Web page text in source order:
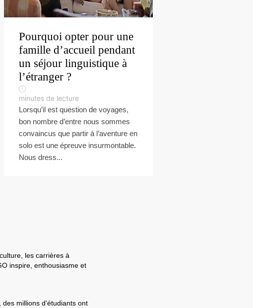
Pourquoi opter pour une
famille d’accueil pendant
un séjour linguistique à
l’étranger ?
minutes de lecture
Lorsqu’il est question de voyages,
bon nombre d’entre nous sommes
convaincus que partir à l’aventure en
solo est une épreuve insurmontable.
Nous dress...
les carrières à
inspire, enthousiasme et
millions d'étudiants ont